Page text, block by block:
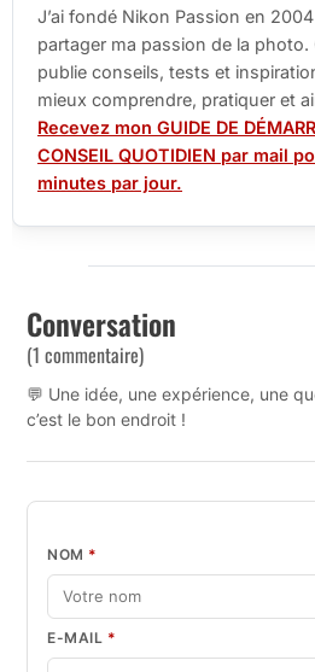
J’ai fondé Nikon Passion en
partager ma passion de la photo.
publie conseils, tests et
mieux comprendre, pratiquer et
Recevez mon GUIDE DE
CONSEIL QUOTIDIEN par mail
minutes par jour.
Conversation
(1 commentaire)
💬 Une idée, une expérience, une
c’est le bon endroit !
NOM *
E-MAIL *